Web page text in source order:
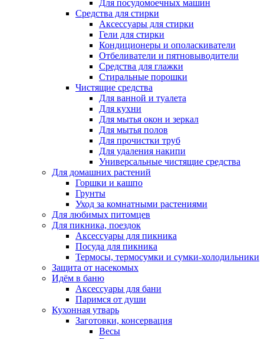
Для посудомоечных машин
Средства для стирки
Аксессуары для стирки
Гели для стирки
Кондиционеры и ополаскиватели
Отбеливатели и пятновыводители
Средства для глажки
Стиральные порошки
Чистящие средства
Для ванной и туалета
Для кухни
Для мытья окон и зеркал
Для мытья полов
Для прочистки труб
Для удаления накипи
Универсальные чистящие средства
Для домашних растений
Горшки и кашпо
Грунты
Уход за комнатными растениями
Для любимых питомцев
Для пикника, поездок
Аксессуары для пикника
Посуда для пикника
Термосы, термосумки и сумки-холодильники
Защита от насекомых
Идём в баню
Аксессуары для бани
Паримся от души
Кухонная утварь
Заготовки, консервация
Весы